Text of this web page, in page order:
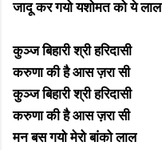
जादू कर गयो यशोमत को ये लाल
कुञ्ज बिहारी श्री हरिदासी
करुणा की है आस ज़रा सी
कुञ्ज बिहारी श्री हरिदासी
करुणा की है आस ज़रा सी
मन बस गयो मेरो बांको लाल